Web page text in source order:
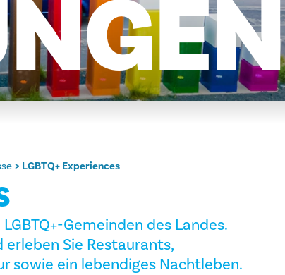
LGBTQ+ Experiences
Gemeinden des Landes.
erleben Sie Restaurants,
sowie ein lebendiges Nachtleben.